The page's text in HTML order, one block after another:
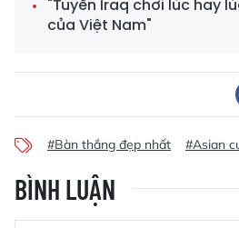
"Tuyển Iraq chơi lúc hay
của Việt Nam"
#Bàn thắng đẹp nhất #Asian
BÌNH LUẬN